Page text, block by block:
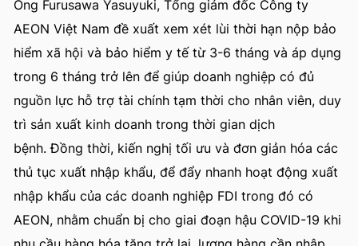
Ông Furusawa Yasuyuki, Tổng giám đốc Công ty
AEON Việt Nam đề xuất xem xét lùi thời hạn nộp bảo
hiểm xã hội và bảo hiểm y tế từ 3-6 tháng và áp dụng
trong 6 tháng trở lên để giúp doanh nghiệp có đủ
nguồn lực hỗ trợ tài chính tạm thời cho nhân viên, duy
trì sản xuất kinh doanh trong thời gian dịch
bệnh. Đồng thời, kiến nghị tối ưu và đơn giản hóa các
thủ tục xuất nhập khẩu, để đẩy nhanh hoạt động xuất
nhập khẩu của các doanh nghiệp FDI trong đó có
AEON, nhằm chuẩn bị cho giai đoạn hậu COVID-19 khi